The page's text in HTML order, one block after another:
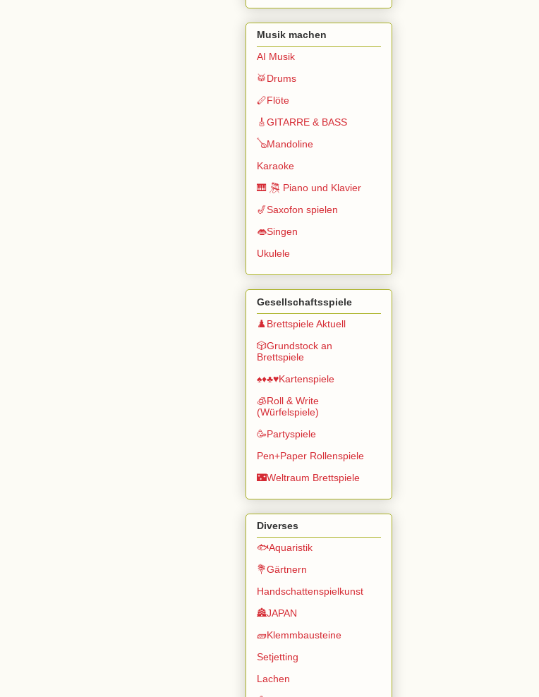
Musik machen
AI Musik
🥁Drums
🪈Flöte
🎸GITARRE & BASS
🪕Mandoline
Karaoke
🎹 🎘 Piano und Klavier
🎷Saxofon spielen
👄Singen
Ukulele
Gesellschaftsspiele
♟️Brettspiele Aktuell
🎲Grundstock an
Brettspiele
♠️♦️♣️♥️Kartenspiele
🧊Roll & Write
(Würfelspiele)
🥳Partyspiele
Pen+Paper Rollenspiele
🌃Weltraum Brettspiele
Diverses
🐟Aquaristik
💐Gärtnern
Handschattenspielkunst
🏯JAPAN
🧱Klemmbausteine
Setjetting
Lachen